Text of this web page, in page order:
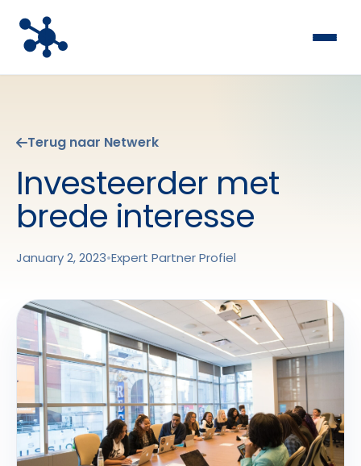
Terug naar Netwerk
Investeerder met
brede interesse
January 2, 2023•Expert Partner Profiel